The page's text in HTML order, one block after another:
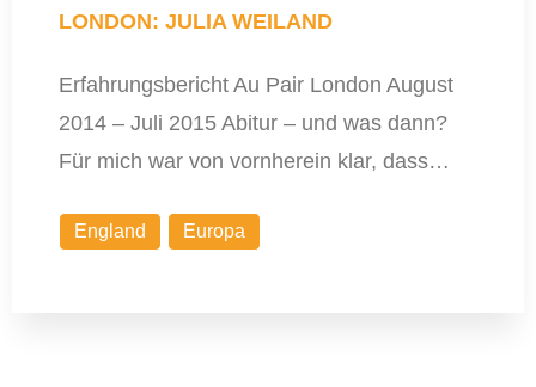
LONDON: JULIA WEILAND
Erfahrungsbericht Au Pair London August
2014 – Juli 2015 Abitur – und was dann?
Für mich war von vornherein klar, dass…
England Europa